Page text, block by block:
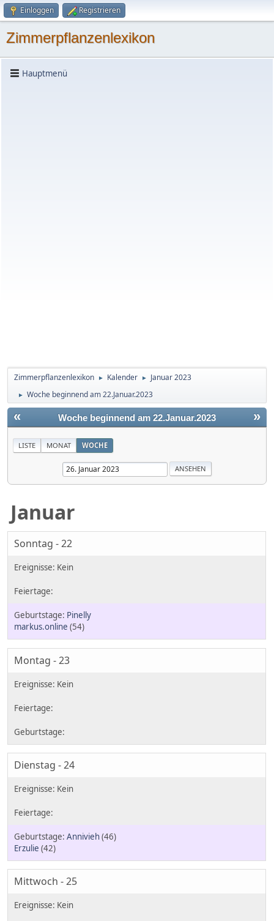
Einloggen Registrieren
Zimmerpflanzenlexikon
Hauptmenü
Zimmerpflanzenlexikon ► Kalender ► Januar 2023
► Woche beginnend am 22.Januar.2023
« »
Woche beginnend am 22.Januar.2023
LISTE MONAT WOCHE
Januar
Sonntag - 22
Pinelly
markus.online (54)
Montag - 23
Dienstag - 24
Annivieh(46)
Erzulie (42)
Mittwoch - 25